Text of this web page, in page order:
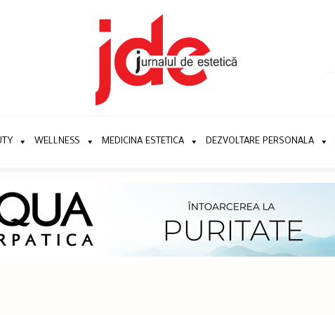
WELLNESS MEDICINA ESTETICA DEZVOLTARE PERSONALA